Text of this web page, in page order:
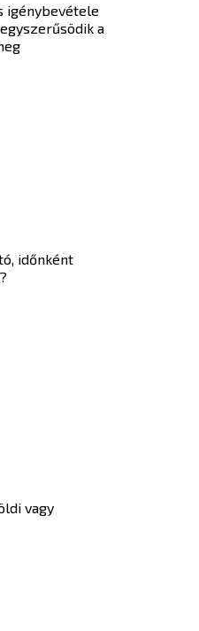
igénybevétele
a
időnként
vagy